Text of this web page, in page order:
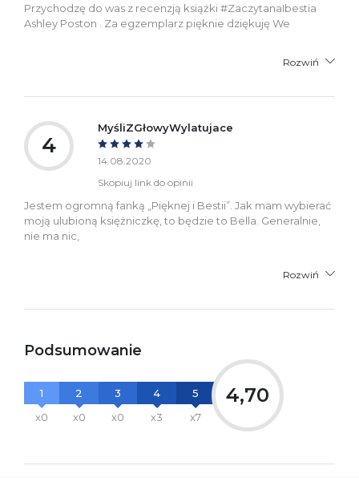
Przychodzę do was z recenzją książki #ZaczytanaIbestia
Ashley Poston . Za egzemplarz pięknie dziękuję We
Rozwiń
4
MyśliZGłowyWylatujace
14.08.2020
Skopiuj link do opinii
Jestem ogromną fanką „Pięknej i Bestii”. Jak mam wybierać
moją ulubioną księżniczkę, to będzie to Bella. Generalnie,
nie ma nic,
Rozwiń
Podsumowanie
1
x0
2
x0
3
x0
4
x3
5
x7
4,70